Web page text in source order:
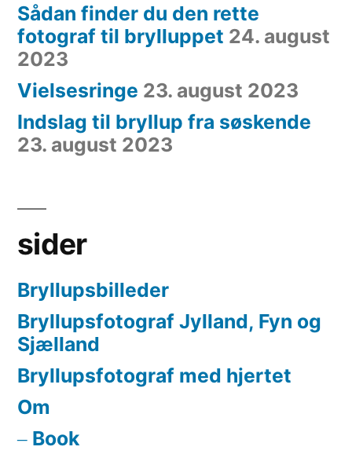
Sådan finder du den rette
fotograf til brylluppet 24. august
2023
Vielsesringe 23. august 2023
Indslag til bryllup fra søskende
23. august 2023
sider
Bryllupsbilleder
Bryllupsfotograf Jylland, Fyn og
Sjælland
Bryllupsfotograf med hjertet
Om
Book